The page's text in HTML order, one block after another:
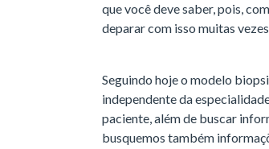
que você deve saber, pois,
deparar com isso muitas
Seguindo hoje o modelo
independente da
paciente, além de buscar
busquemos também